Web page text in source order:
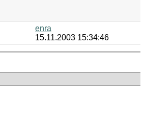
enra
15.11.2003 15:34:46